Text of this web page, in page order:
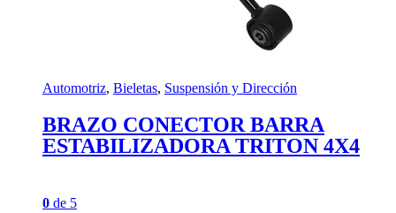
Automotriz, Bieletas, Suspensión y Dirección
BRAZO CONECTOR BARRA
ESTABILIZADORA TRITON 4X4
0 de 5